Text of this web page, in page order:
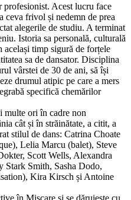
profesionist. Acest lucru face
ceva frivol și nedemn de prea
alegerile de studiu. A terminat
Istoria sa personală, culturală
același timp sigură de forțele
sa de dansator. Disciplina
vârstei de 30 de ani, să își
drumul atipic pe care a mers
specifică chemărilor
multe ori în cadre non
cât și în străinătate, a citit, a
stilul de dans: Catrina Choate
Lelia Marcu (balet), Steve
Scott Wells, Alexandra
Stark Smith, Sasha Dodo,
Kira Kirsch și Antoine
în Mișcare și se dăruiește cu